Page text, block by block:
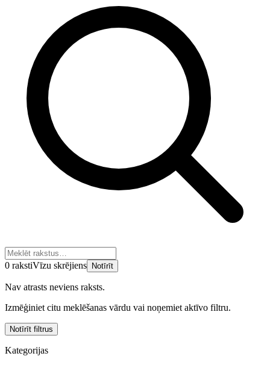
0 rakstiVīzu skrējiens Notīrīt
Nav atrasts neviens raksts.
Izmēģiniet citu meklēšanas vārdu vai noņemiet aktīvo filtru.
Notīrīt filtrus
Kategorijas